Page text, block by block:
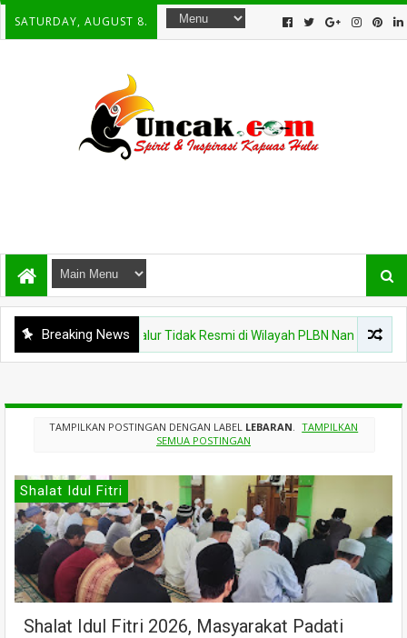
SATURDAY, AUGUST 8.
Breaking News
Kalbar Tinjau Jalur Tidak Resmi di Wilayah PLBN Nanga Badau
TAMPILKAN POSTINGAN DENGAN LABEL LEBARAN. TAMPILKAN
SEMUA POSTINGAN
Shalat Idul Fitri
Shalat Idul Fitri 2026, Masyarakat Padati